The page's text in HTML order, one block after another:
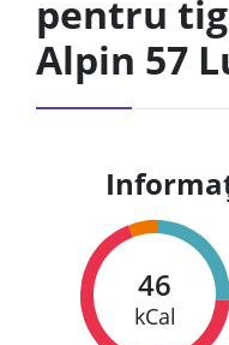
pentru
Alpin 57
46
kCal